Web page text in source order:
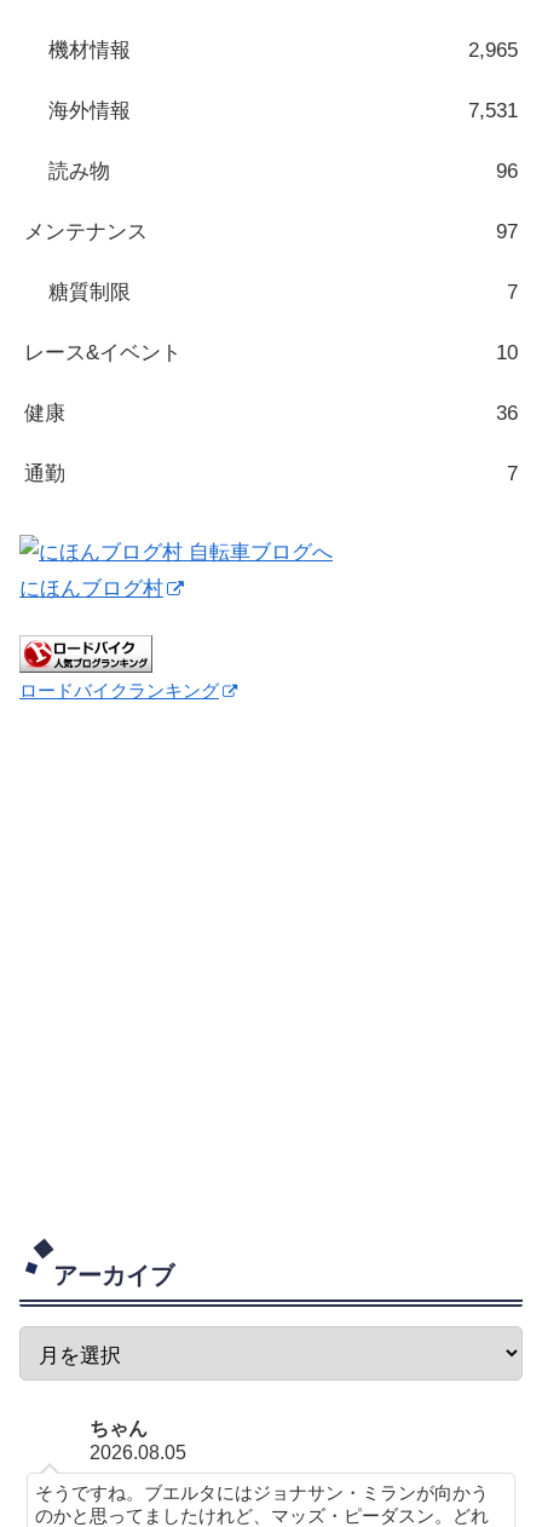
機材情報 2,965
海外情報 7,531
読み物 96
メンテナンス 97
糖質制限 7
レース&イベント 10
健康 36
通勤 7
にほんブログ村
ロードバイクランキング
アーカイブ
ちゃん
2026.08.05
そうですね。ブエルタにはジョナサン・ミランが向かう
のかと思ってましたけれど、マッズ・ピーダスン。どれ